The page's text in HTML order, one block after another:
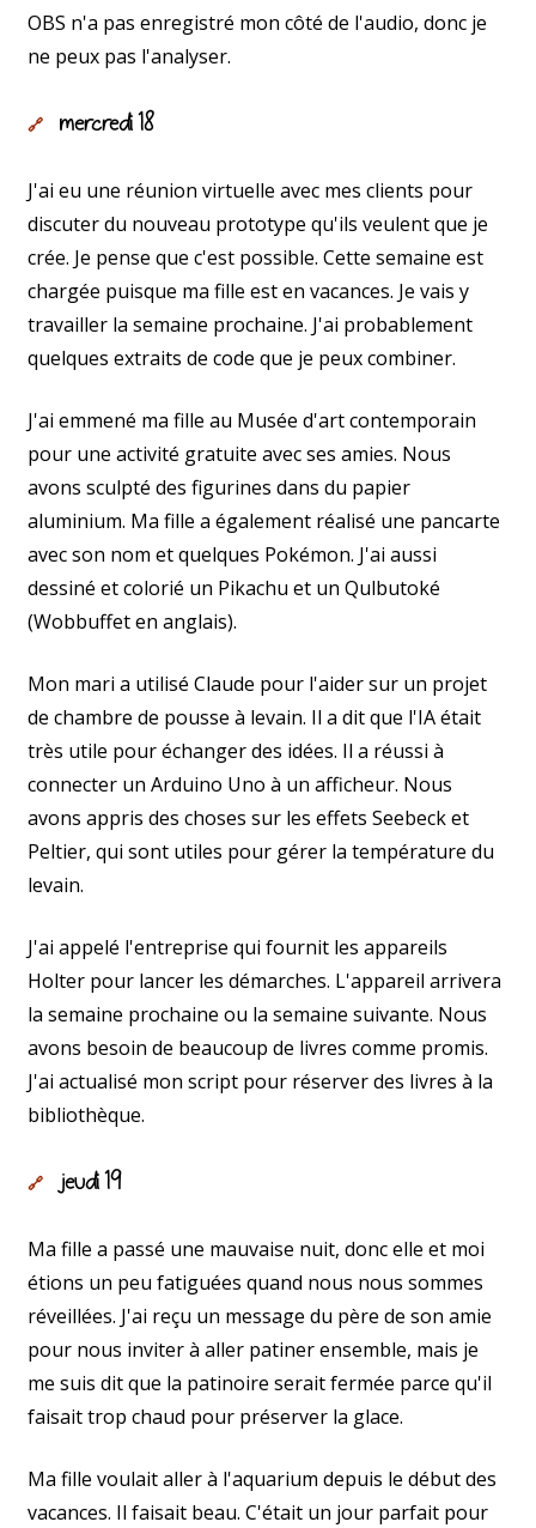
OBS n'a pas enregistré mon côté de l'audio, donc je
ne peux pas l'analyser.
🔗 mercredi 18
J'ai eu une réunion virtuelle avec mes clients pour
discuter du nouveau prototype qu'ils veulent que je
crée. Je pense que c'est possible. Cette semaine est
chargée puisque ma fille est en vacances. Je vais y
travailler la semaine prochaine. J'ai probablement
quelques extraits de code que je peux combiner.
J'ai emmené ma fille au Musée d'art contemporain
pour une activité gratuite avec ses amies. Nous
avons sculpté des figurines dans du papier
aluminium. Ma fille a également réalisé une pancarte
avec son nom et quelques Pokémon. J'ai aussi
dessiné et colorié un Pikachu et un Qulbutoké
(Wobbuffet en anglais).
Mon mari a utilisé Claude pour l'aider sur un projet
de chambre de pousse à levain. Il a dit que l'IA était
très utile pour échanger des idées. Il a réussi à
connecter un Arduino Uno à un afficheur. Nous
avons appris des choses sur les effets Seebeck et
Peltier, qui sont utiles pour gérer la température du
levain.
J'ai appelé l'entreprise qui fournit les appareils
Holter pour lancer les démarches. L'appareil arrivera
la semaine prochaine ou la semaine suivante. Nous
avons besoin de beaucoup de livres comme promis.
J'ai actualisé mon script pour réserver des livres à la
bibliothèque.
🔗 jeudi 19
Ma fille a passé une mauvaise nuit, donc elle et moi
étions un peu fatiguées quand nous nous sommes
réveillées. J'ai reçu un message du père de son amie
pour nous inviter à aller patiner ensemble, mais je
me suis dit que la patinoire serait fermée parce qu'il
faisait trop chaud pour préserver la glace.
Ma fille voulait aller à l'aquarium depuis le début des
vacances. Il faisait beau. C'était un jour parfait pour